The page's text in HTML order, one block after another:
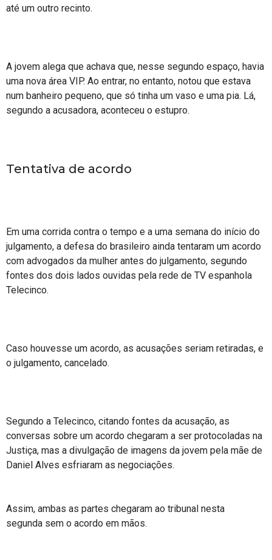
até um outro recinto.
A jovem alega que achava que, nesse segundo espaço, havia
uma nova área VIP. Ao entrar, no entanto, notou que estava
num banheiro pequeno, que só tinha um vaso e uma pia. Lá,
segundo a acusadora, aconteceu o estupro.
Tentativa de acordo
Em uma corrida contra o tempo e a uma semana do início do
julgamento, a defesa do brasileiro ainda tentaram um acordo
com advogados da mulher antes do julgamento, segundo
fontes dos dois lados ouvidas pela rede de TV espanhola
Telecinco.
Caso houvesse um acordo, as acusações seriam retiradas, e
o julgamento, cancelado.
Segundo a Telecinco, citando fontes da acusação, as
conversas sobre um acordo chegaram a ser protocoladas na
Justiça, mas a divulgação de imagens da jovem pela mãe de
Daniel Alves esfriaram as negociações.
Assim, ambas as partes chegaram ao tribunal nesta
segunda sem o acordo em mãos.